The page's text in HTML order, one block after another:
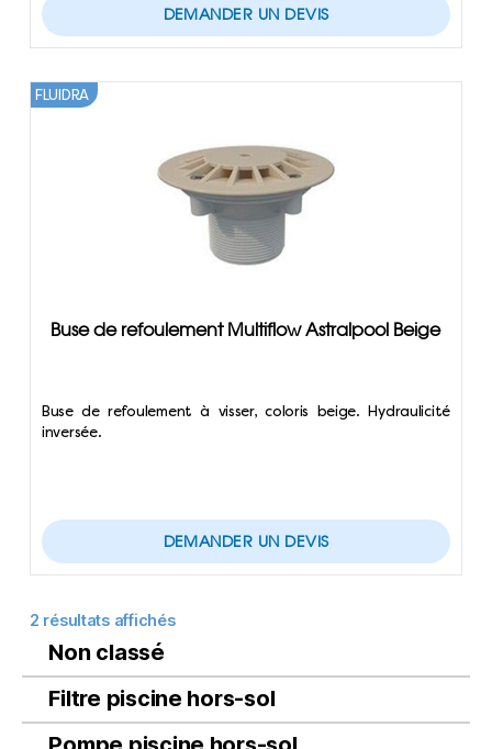
DEMANDER UN DEVIS
Buse de refoulement Multiflow Astralpool Beige
FLUIDRA
Buse de refoulement à visser, coloris beige. Hydraulicité
inversée.
DEMANDER UN DEVIS
2 résultats affichés
Non classé
Filtre piscine hors-sol